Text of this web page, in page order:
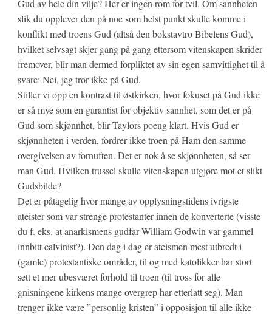
Gud av hele din vilje? Her er ingen rom for tvil. Om sannheten
slik du opplever den på noe som helst punkt skulle komme i
konflikt med troens Gud (altså den bokstavtro Bibelens Gud),
hvilket selvsagt skjer gang på gang ettersom vitenskapen skrider
fremover, blir man dermed forpliktet av sin egen samvittighet til å
svare: Nei, jeg tror ikke på Gud.
Stiller vi opp en kontrast til østkirken, hvor fokuset på Gud ikke
er så mye som en garantist for objektiv sannhet, som det er på
Gud som skjønnhet, blir Taylors poeng klart. Hvis Gud er
skjønnheten i verden, fordrer ikke troen på Ham den samme
overgivelsen av fornuften. Det er nok å se skjønnheten, så ser
man Gud. Hvilken trussel skulle vitenskapen utgjøre mot et slikt
Gudsbilde?
Det er påtagelig hvor mange av opplysningstidens ivrigste
ateister som var strenge protestanter innen de konverterte (visste
du f. eks. at anarkismens gudfar William Godwin var gammel
innbitt calvinist?). Den dag i dag er ateismen mest utbredt i
(gamle) protestantiske områder, til og med katolikker har stort
sett et mer ubesværet forhold til troen (til tross for alle
gnisningene kirkens mange overgrep har etterlatt seg). Man
trenger ikke være ”personlig kristen” i opposisjon til alle ikke-